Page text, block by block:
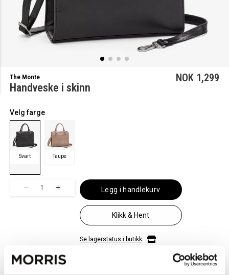
The Monte
Handveske i skinn
NOK 1,299
Velg farge
Svart Taupe
1 Legg i handlekurv
Klikk & Hent
Se lagerstatus i butikk